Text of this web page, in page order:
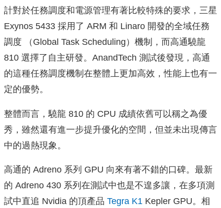
計對於任務調度和電源管理有著比較特殊的要求，三星
Exynos 5433 採用了 ARM 和 Linaro 開發的全域任務
調度 （Global Task Scheduling）機制，而高通驍龍
810 選擇了自主研發。AnandTech 測試後發現，高通
的這種任務調度機制在整體上更加高效，性能上也有一
定的優勢。
整體而言，驍龍 810 的 CPU 成績依舊可以稱之為優
秀，雖然還有進一步提升優化的空間，但並未出現傳言
中的過熱現象。
高通的 Adreno 系列 GPU 向來有著不錯的口碑。最新
的 Adreno 430 系列在測試中也是不遑多讓，在多項測
試中直追 Nvidia 的頂產品 Tegra K1 Kepler GPU。相